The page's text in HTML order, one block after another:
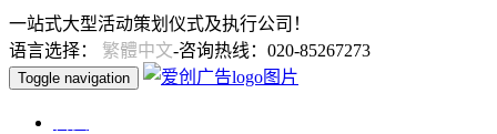
一站式大型活动策划仪式及执行公司！
语言选择： 繁體中文-咨询热线：020-85267273
Toggle navigation